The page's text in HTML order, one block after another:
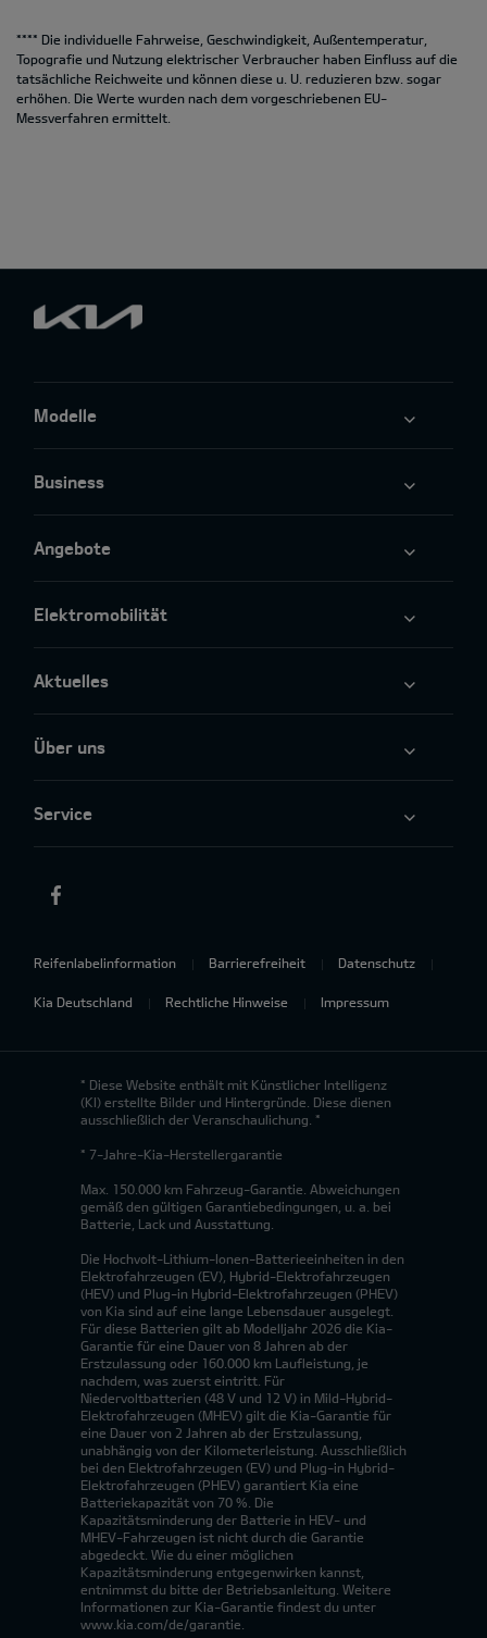
**** Die individuelle Fahrweise, Geschwindigkeit, Außentemperatur,
Topografie und Nutzung elektrischer Verbraucher haben Einfluss auf die
tatsächliche Reichweite und können diese u. U. reduzieren bzw. sogar
erhöhen. Die Werte wurden nach dem vorgeschriebenen EU-
Messverfahren ermittelt.
Modelle
Business
Angebote
Elektromobilität
Aktuelles
Über uns
Service
Reifenlabelinformation Barrierefreiheit Datenschutz
Kia Deutschland Rechtliche Hinweise Impressum
* Diese Website enthält mit Künstlicher Intelligenz
(KI) erstellte Bilder und Hintergründe. Diese dienen
ausschließlich der Veranschaulichung. *
* 7-Jahre-Kia-Herstellergarantie
Max. 150.000 km Fahrzeug-Garantie. Abweichungen
gemäß den gültigen Garantiebedingungen, u. a. bei
Batterie, Lack und Ausstattung.
Die Hochvolt-Lithium-Ionen-Batterieeinheiten in den
Elektrofahrzeugen (EV), Hybrid-Elektrofahrzeugen
(HEV) und Plug-in Hybrid-Elektrofahrzeugen (PHEV)
von Kia sind auf eine lange Lebensdauer ausgelegt.
Für diese Batterien gilt ab Modelljahr 2026 die Kia-
Garantie für eine Dauer von 8 Jahren ab der
Erstzulassung oder 160.000 km Laufleistung, je
nachdem, was zuerst eintritt. Für
Niedervoltbatterien (48 V und 12 V) in Mild-Hybrid-
Elektrofahrzeugen (MHEV) gilt die Kia-Garantie für
eine Dauer von 2 Jahren ab der Erstzulassung,
unabhängig von der Kilometerleistung. Ausschließlich
bei den Elektrofahrzeugen (EV) und Plug-in Hybrid-
Elektrofahrzeugen (PHEV) garantiert Kia eine
Batteriekapazität von 70 %. Die
Kapazitätsminderung der Batterie in HEV- und
MHEV-Fahrzeugen ist nicht durch die Garantie
abgedeckt. Wie du einer möglichen
Kapazitätsminderung entgegenwirken kannst,
entnimmst du bitte der Betriebsanleitung. Weitere
Informationen zur Kia-Garantie findest du unter
www.kia.com/de/garantie.